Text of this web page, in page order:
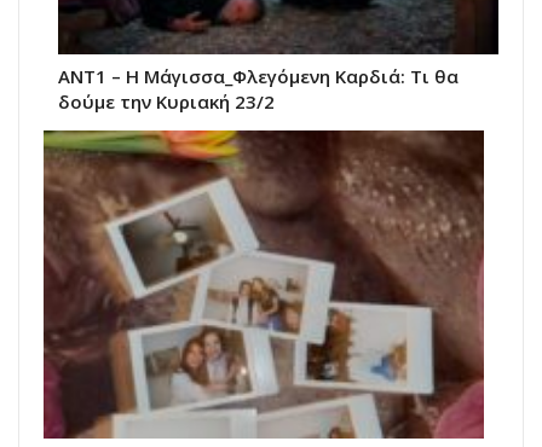
ANT1 – Η Μάγισσα_Φλεγόμενη Καρδιά: Τι θα
δούμε την Κυριακή 23/2